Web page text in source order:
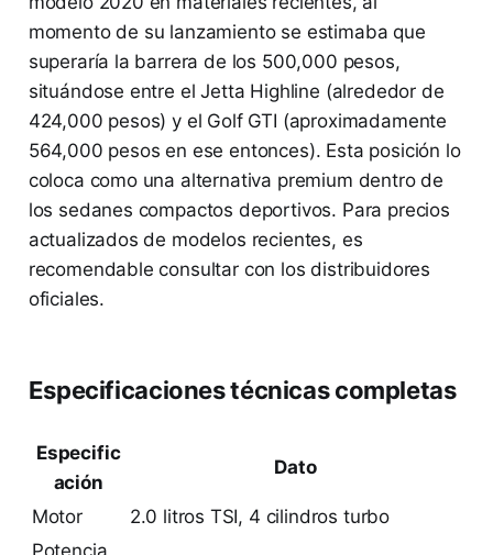
momento de su lanzamiento se estimaba que
superaría la barrera de los 500,000 pesos,
situándose entre el Jetta Highline (alrededor de
424,000 pesos) y el Golf GTI (aproximadamente
564,000 pesos en ese entonces). Esta posición lo
coloca como una alternativa premium dentro de
los sedanes compactos deportivos. Para precios
actualizados de modelos recientes, es
recomendable consultar con los distribuidores
oficiales.
Especificaciones técnicas completas
Especific
ación
Dato
Motor
2.0 litros TSI, 4 cilindros turbo